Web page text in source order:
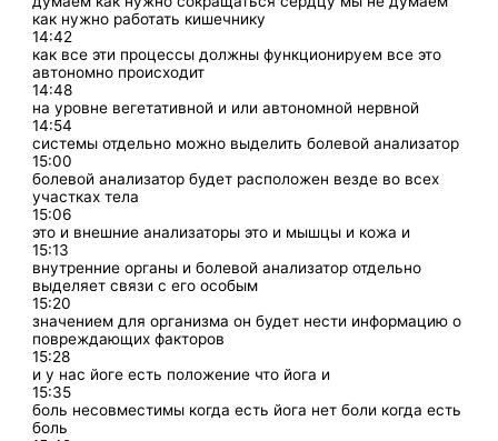
как нужно работать кишечнику
14:42
как все эти процессы должны функционируем все это
автономно происходит
14:48
на уровне вегетативной и или автономной нервной
14:54
системы отдельно можно выделить болевой анализатор
15:00
болевой анализатор будет расположен везде во всех
участках тела
15:06
это и внешние анализаторы это и мышцы и кожа и
15:13
внутренние органы и болевой анализатор отдельно
выделяет связи с его особым
15:20
значением для организма он будет нести информацию о
повреждающих факторов
15:28
и у нас йоге есть положение что йога и
15:35
боль несовместимы когда есть йога нет боли когда есть
боль